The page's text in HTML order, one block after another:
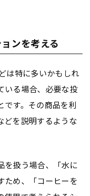
ンを考える
は特に多いかもしれ
いる場合、必要な投
です。その商品を利
どを説明するような
を扱う場合、「水に
ため、「コーヒーを